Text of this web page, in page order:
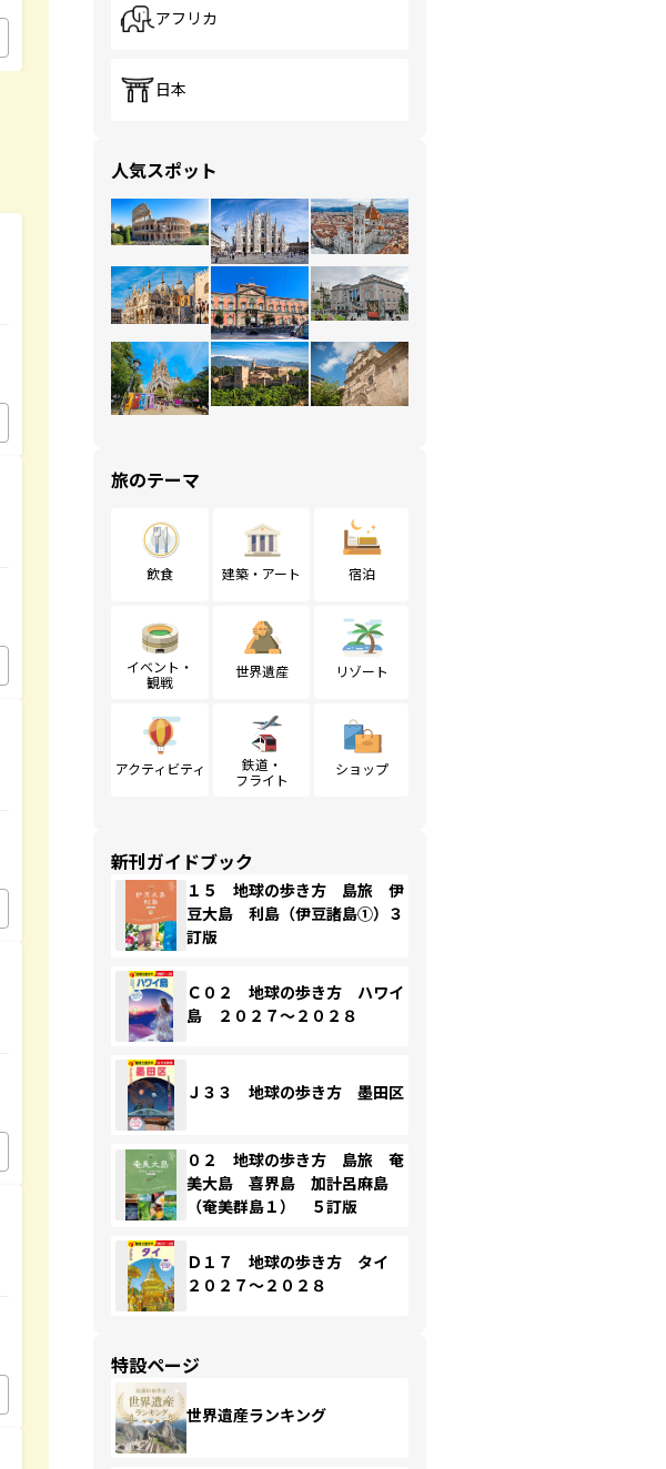
アフリカ
日本
人気スポット
旅のテーマ
飲食 建築・アート 宿泊
イベント・
観戦
世界遺産 リゾート
アクティビティ
鉄道・
フライト
ショップ
新刊ガイドブック
１５ 地球の歩き方 島旅 伊
豆大島 利島（伊豆諸島①）３
訂版
Ｃ０２ 地球の歩き方 ハワイ
島 ２０２７～２０２８
Ｊ３３ 地球の歩き方 墨田区
０２ 地球の歩き方 島旅 奄
美大島 喜界島 加計呂麻島
（奄美群島１） ５訂版
Ｄ１７ 地球の歩き方 タイ
２０２７～２０２８
特設ページ
世界遺産ランキング